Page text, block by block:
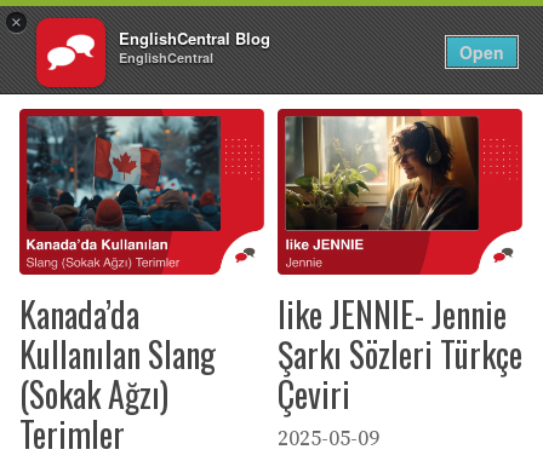
×
EnglishCentral Blog
EnglishCentral Open
Giriş Yap TR
İçeriğe
atla
Kanada’da
Kullanılan Slang
(Sokak Ağzı)
Terimler
like JENNIE- Jennie
Şarkı Sözleri Türkçe
Çeviri
2025-05-09